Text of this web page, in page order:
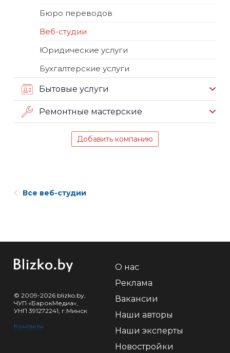
Бюро переводов
Веб-студии
Юридические услуги
Бухгалтерские услуги
Бытовые услуги
Ремонтные мастерские
Добавить компанию
Все веб-студии
© 2009-2026 blizko.by,
ЧУП «БарокМедиа»,
УНП 391272241, г.Минск
Контакты
О нас
Реклама
Вакансии
Наши авторы
Наши эксперты
Новостройки